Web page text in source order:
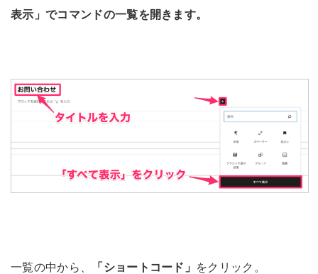
表示」でコマンドの一覧を開きます。
一覧の中から、 「ショートコード」 をクリック。